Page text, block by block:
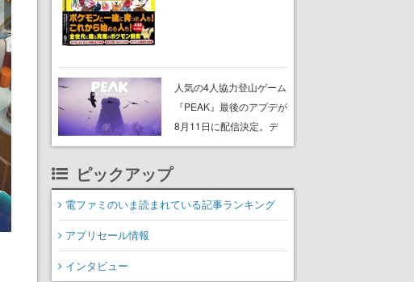
人気の4人協力登山ゲーム
『PEAK』最後のアプデが
8月11日に配信決定。デ
ストラップが張り巡らさ
CITADEL」が登場し、火
山地帯と入れ替わる
ピックアップ
電ファミのいま読まれている記事ランキング
アプリセール情報
インタビュー